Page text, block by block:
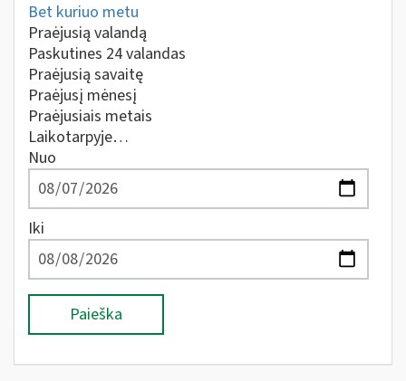
Bet kuriuo metu
Praėjusią valandą
Paskutines 24 valandas
Praėjusią savaitę
Praėjusį mėnesį
Praėjusiais metais
Laikotarpyje…
Nuo
Iki
Paieška